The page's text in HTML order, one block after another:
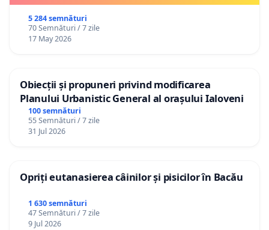
5 284 semnături
70 Semnături / 7 zile
17 May 2026
Obiecții și propuneri privind modificarea
Planului Urbanistic General al orașului Ialoveni
100 semnături
55 Semnături / 7 zile
31 Jul 2026
Opriți eutanasierea câinilor și pisicilor în Bacău
1 630 semnături
47 Semnături / 7 zile
9 Jul 2026